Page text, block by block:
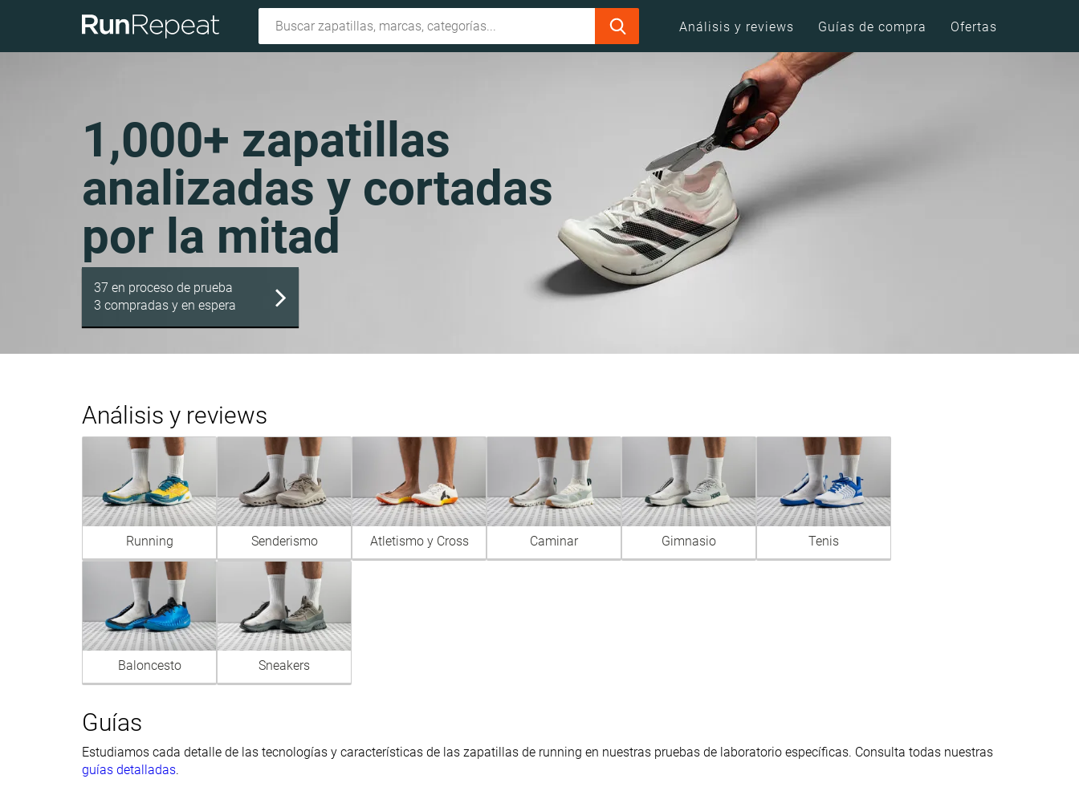
Análisis y reviews Guías de compra Ofertas
1,000+ zapatillas
analizadas y cortadas
por la mitad
37 en proceso de prueba
3 compradas y en espera
Análisis y reviews
Running Senderismo Atletismo y Cross Caminar Gimnasio Tenis
Baloncesto Sneakers
Guías
Estudiamos cada detalle de las tecnologías y características de las zapatillas de running en nuestras pruebas de laboratorio específicas. Consulta todas nuestras
guías detalladas.